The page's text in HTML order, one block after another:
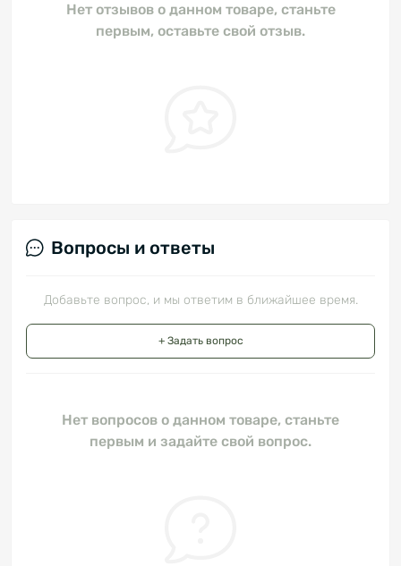
Нет отзывов о данном товаре, станьте
первым, оставьте свой отзыв.
Вопросы и ответы
Добавьте вопрос, и мы ответим в ближайшее время.
+ Задать вопрос
Нет вопросов о данном товаре, станьте
первым и задайте свой вопрос.